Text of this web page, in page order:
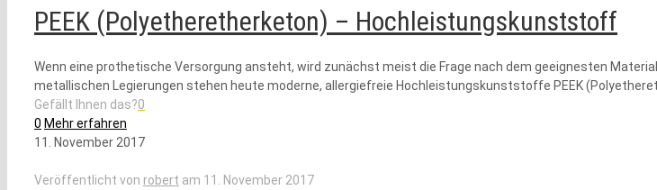
PEEK (Polyetheretherketon) – Hochleistungskunststoff
Wenn eine prothetische Versorgung ansteht, wird zunächst meist die Frage nach dem geeignesten
metallischen Legierungen stehen heute moderne, allergiefreie Hochleistungskunststoffe PEEK
Gefällt Ihnen das?0
0 Mehr erfahren
11. November 2017
Veröffentlicht von robert am 11. November 2017